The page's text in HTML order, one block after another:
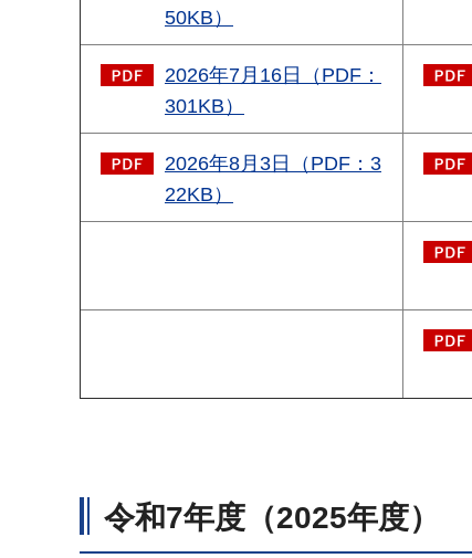
50KB）
2026年7月16日（PDF：
301KB）
2026年8月3日（PDF：3
22KB）
令和7年度（2025年度）